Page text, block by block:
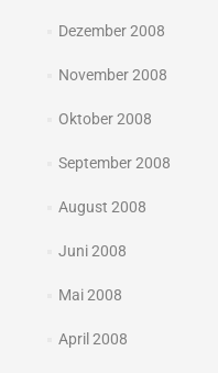
Dezember 2008
November 2008
Oktober 2008
September 2008
August 2008
Juni 2008
Mai 2008
April 2008